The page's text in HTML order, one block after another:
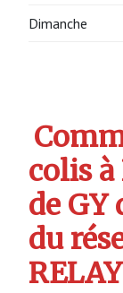
Dimanche
colis à
de
du
RELAY